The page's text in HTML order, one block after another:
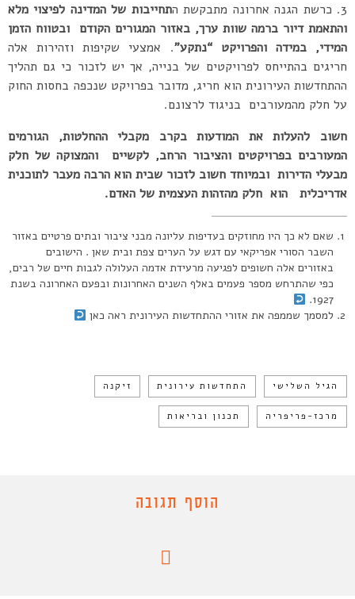
3. כרשת הגנה אחרונה מתבקשת ה
תחייבות של המדינה לפיצוי מלא
והתאמת דיור ברמה שוות ערך, באזור המגורים הקודם ובטווח הזמן
המידי, במידה והפרויקט “נתקע”. אמצעי שקיפות וזהירות אלה
חריגים בהתייחס לפרויקטים של בנייה, אך יש לזכור כי גם תהליך
ההתחדשות העירונית הוא חריג, מדובר בפרויקט שנכפה בחסות החוק
על חלק מהמעורבים בניגוד לרצונם.
חשוב להעלות את המודעות בקרב מקבלי ההחלטות, הגורמים
המעורבים בפרויקטים והציבור הרחב, לקשיים והמצוקה של חלק
מבעלי הדירות ובמיוחד חשוב לזכור שבית הוא הרבה מעבר לתוכנית
אדריכלית הוא חלק מהזהות העצמית של האדם.
שאם לא כך היו מחוזקים בעדיפות עליונה מבני ציבור ובתים פרטיים באזור
השבר הסורי אפריקאי עם דגש על הערים צפת ובית שאן . הישובים
באזורים אלה חשופים לפגיעה מרעידת אדמה העלולה לגבות חיים של רבים,
כפי שהתרחש מספר פעמים באלף השנים האחרונות ובפעם האחרונה בשנת
1927.
למסמך שממפה את אזורי ההתחדשות העירונית ראה כאן
הגיל השלישי התחדשות עירונית זיקנה
מרכז-פריפריה תכנון ובריאות
הוסף תגובה